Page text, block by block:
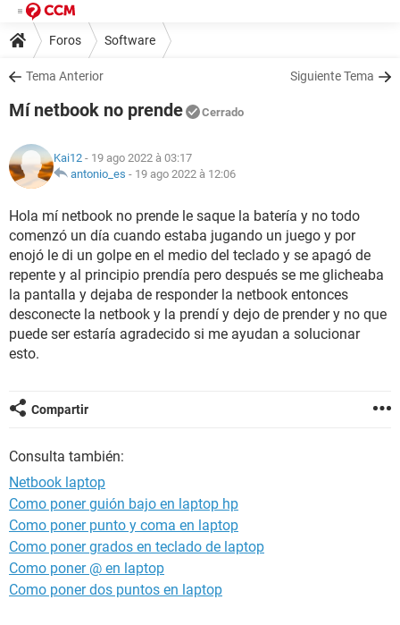
Foros Software
Tema Anterior Siguiente Tema
Mí netbook no prende Cerrado
Kai12 - 19 ago 2022 à 03:17
antonio_es - 19 ago 2022 à 12:06
Hola mí netbook no prende le saque la batería y no todo
comenzó un día cuando estaba jugando un juego y por
enojó le di un golpe en el medio del teclado y se apagó de
repente y al principio prendía pero después se me glicheaba
la pantalla y dejaba de responder la netbook entonces
desconecte la netbook y la prendí y dejo de prender y no que
puede ser estaría agradecido si me ayudan a solucionar
esto.
Compartir
Consulta también:
Netbook laptop
Como poner guión bajo en laptop hp
Como poner punto y coma en laptop
Como poner grados en teclado de laptop
Como poner @ en laptop
Como poner dos puntos en laptop